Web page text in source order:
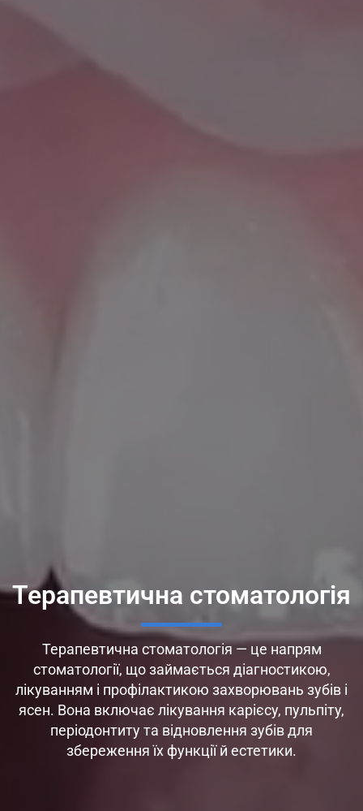
Терапевтична стоматологія
Терапевтична стоматологія — це напрям
стоматології, що займається діагностикою,
лікуванням і профілактикою захворювань зубів і
ясен. Вона включає лікування карієсу, пульпіту,
періодонтиту та відновлення зубів для
збереження їх функції й естетики.